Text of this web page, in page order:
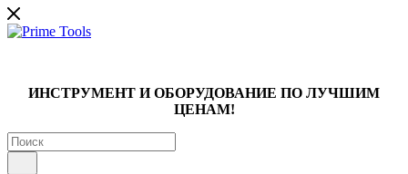
ИНСТРУМЕНТ И ОБОРУДОВАНИЕ ПО ЛУЧШИМ
ЦЕНАМ!